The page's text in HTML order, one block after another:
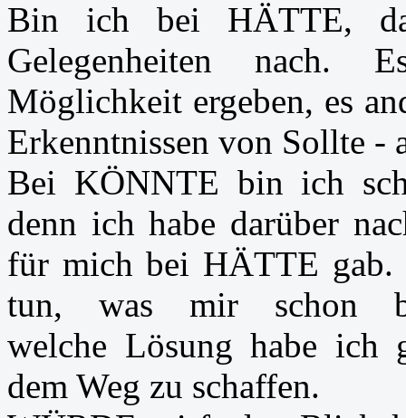
Bin ich bei HÄTTE,
Gelegenheiten
Möglichkeit ergeben, es
Erkenntnissen von Sollte -
Bei KÖNNTE bin ich
denn ich habe darüber
für mich bei HÄTTE gab.
tun, was mir schon
welche Lösung habe ich
dem Weg zu schaffen.